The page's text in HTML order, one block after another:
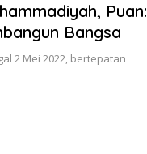
Puan:
Bangsa
2 Mei 2022, bertepatan